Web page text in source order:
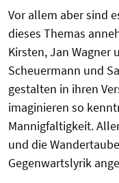
Vor allem aber sind
dieses Themas
Kirsten, Jan Wagner
Scheuermann und
gestalten in ihren
imaginieren so
Mannigfaltigkeit.
und die
Gegenwartslyrik